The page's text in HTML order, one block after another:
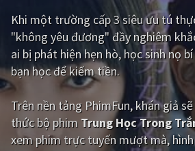
Nhạc
Kinh dị Tội
Phiêu lưu Hài hước
Viễn tưởng Khoa
Hoạt hình Thể
Tình cảm - Lãng mạn Kỳ ảo
Khi một trường cấp 3 siêu ưu tú
"không yêu đương" đầy nghiêm
ai bị phát hiện hẹn hò, học sinh nọ
bạn học để kiếm tiền.
Trên nền tảng PhimFun, khán giả
thức bộ phim Trung Học Trong
xem phim trực tuyến mượt mà,